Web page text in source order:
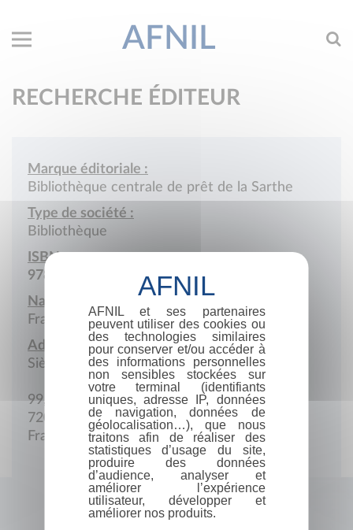
AFNIL
RECHERCHE ÉDITEUR
Marque éditoriale :
Bibliothèque centrale de prêt de la Sarthe
Type de société :
Bibliothèque
ISBN :
978-2-900587
Nationalité :
France
Adresse :
Siège social
99, quai Ledru-Rollin
72000 Le Mans
France
AFNIL et ses partenaires
peuvent utiliser des cookies ou
des technologies similaires
pour conserver et/ou accéder à
des informations personnelles
non sensibles stockées sur
votre terminal (identifiants
uniques, adresse IP, données
de navigation, données de
géolocalisation…), que nous
traitons afin de réaliser des
statistiques d’usage du site,
produire des données
d’audience, analyser et
améliorer l’expérience
utilisateur, développer et
améliorer nos produits.